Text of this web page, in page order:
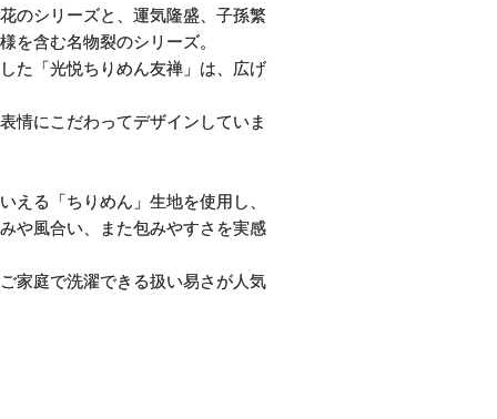
のシリーズと、運気隆盛、子孫繁
を含む名物裂のシリーズ。
た「光悦ちりめん友禅」は、広げ
情にこだわってデザインしていま
える「ちりめん」生地を使用し、
や風合い、また包みやすさを実感
家庭で洗濯できる扱い易さが人気